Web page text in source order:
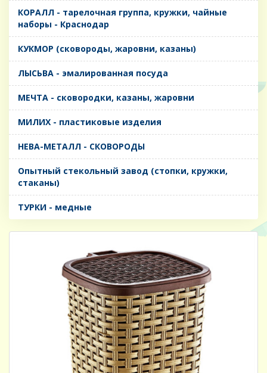
КОРАЛЛ - тарелочная группа, кружки, чайные
наборы - Краснодар
КУКМОР (сковороды, жаровни, казаны)
ЛЫСЬВА - эмалированная посуда
МЕЧТА - сковородки, казаны, жаровни
МИЛИХ - пластиковые изделия
НЕВА-МЕТАЛЛ - СКОВОРОДЫ
Опытный стекольный завод (стопки, кружки,
стаканы)
ТУРКИ - медные